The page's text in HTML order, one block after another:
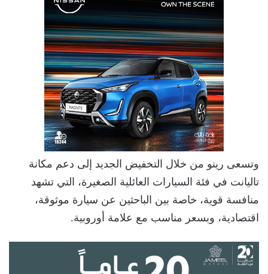
وتسعى رينو من خلال التخفيض الجديد إلى دعم مكانة
تاليانت في فئة السيارات العائلية الصغيرة، التي تشهد
منافسة قوية، خاصة بين الباحثين عن سيارة موثوقة،
اقتصادية، وبسعر مناسب مع علامة أوروبية.